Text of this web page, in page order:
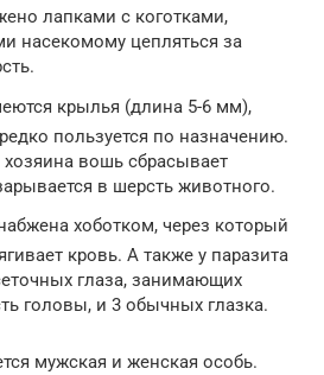
лапками с коготками,
насекомому цепляться за
крылья (длина 5-6 мм),
пользуется по назначению.
вошь сбрасывает
в шерсть животного.
хоботком, через который
кровь. А также у паразита
глаза, занимающих
головы, и 3 обычных глазка.
мужская и женская особь.